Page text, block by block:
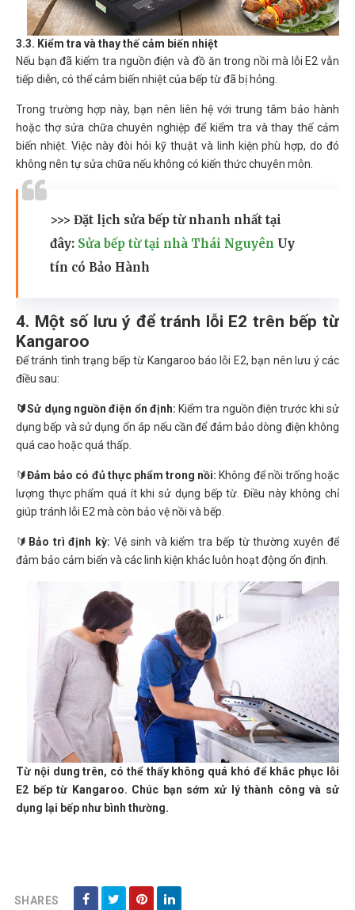
3.3. Kiểm tra và thay thế cảm biến nhiệt
Nếu bạn đã kiểm tra nguồn điện và đồ ăn trong nồi mà lỗi E2 vẫn
tiếp diễn, có thể cảm biến nhiệt của bếp từ đã bị hỏng.
Trong trường hợp này, bạn nên liên hệ với trung tâm bảo hành
hoặc thợ sửa chữa chuyên nghiệp để kiểm tra và thay thế cảm
biến nhiệt. Việc này đòi hỏi kỹ thuật và linh kiện phù hợp, do đó
không nên tự sửa chữa nếu không có kiến thức chuyên môn.
>>> Đặt lịch sửa bếp từ nhanh nhất tại
đây: Sửa bếp từ tại nhà Thái Nguyên Uy
tín có Bảo Hành
4. Một số lưu ý để tránh lỗi E2 trên bếp từ
Kangaroo
Để tránh tình trạng bếp từ Kangaroo báo lỗi E2, bạn nên lưu ý các
điều sau:
🔰Sử dụng nguồn điện ổn định: Kiểm tra nguồn điện trước khi sử
dụng bếp và sử dụng ổn áp nếu cần để đảm bảo dòng điện không
quá cao hoặc quá thấp.
🔰Đảm bảo có đủ thực phẩm trong nồi: Không để nồi trống hoặc
lượng thực phẩm quá ít khi sử dụng bếp từ. Điều này không chỉ
giúp tránh lỗi E2 mà còn bảo vệ nồi và bếp.
🔰 Bảo trì định kỳ: Vệ sinh và kiểm tra bếp từ thường xuyên để
đảm bảo cảm biến và các linh kiện khác luôn hoạt động ổn định.
Từ nội dung trên, có thể thấy không quá khó để khắc phục lỗi
E2 bếp từ Kangaroo. Chúc bạn sớm xử lý thành công và sử
dụng lại bếp như bình thường.
SHARES